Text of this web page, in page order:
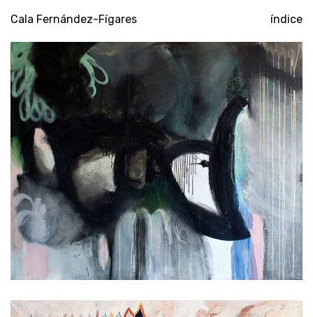
Cala Fernández-Fígares índice